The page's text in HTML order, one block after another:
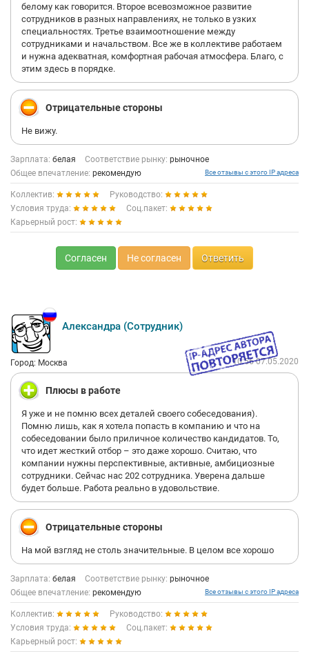
белому как говорится. Второе всевозможное развитие
сотрудников в разных направлениях, не только в узких
специальностях. Третье взаимоотношение между
сотрудниками и начальством. Все же в коллективе работаем
и нужна адекватная, комфортная рабочая атмосфера. Благо, с
этим здесь в порядке.
Отрицательные стороны
Не вижу.
Зарплата: белая Соответствие рынку: рыночное
Общее впечатление: рекомендую Все отзывы с этого IP адреса
Коллектив:
Руководство:
Условия труда:
Соц.пакет:
Карьерный рост:
Согласен Не согласен Ответить
Александра (Сотрудник)
Город: Москва 10:56 07.05.2020
Плюсы в работе
Я уже и не помню всех деталей своего собеседования).
Помню лишь, как я хотела попасть в компанию и что на
собеседовании было приличное количество кандидатов. То,
что идет жесткий отбор – это даже хорошо. Считаю, что
компании нужны перспективные, активные, амбициозные
сотрудники. Сейчас нас 202 сотрудника. Уверена дальше
будет больше. Работа реально в удовольствие.
Отрицательные стороны
На мой взгляд не столь значительные. В целом все хорошо
Зарплата: белая Соответствие рынку: рыночное
Общее впечатление: рекомендую Все отзывы с этого IP адреса
Коллектив:
Руководство:
Условия труда:
Соц.пакет:
Карьерный рост: